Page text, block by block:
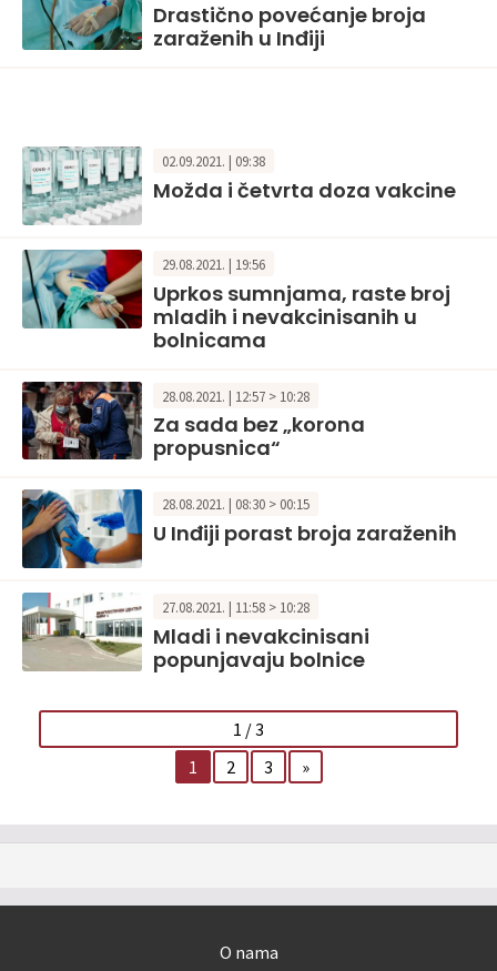
Drastično povećanje broja
zaraženih u Inđiji
02.09.2021. | 09:38
Možda i četvrta doza vakcine
29.08.2021. | 19:56
Uprkos sumnjama, raste broj
mladih i nevakcinisanih u
bolnicama
28.08.2021. | 12:57 > 10:28
Za sada bez „korona
propusnica“
28.08.2021. | 08:30 > 00:15
U Inđiji porast broja zaraženih
27.08.2021. | 11:58 > 10:28
Mladi i nevakcinisani
popunjavaju bolnice
1 / 3
1
2 3 »
O nama